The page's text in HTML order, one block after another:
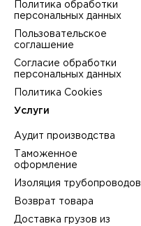
Политика обработки
персональных данных
Пользовательское
соглашение
Согласие обработки
персональных данных
Политика Cookies
Услуги
Аудит производства
Таможенное
оформление
Изоляция трубопроводов
Возврат товара
Доставка грузов из